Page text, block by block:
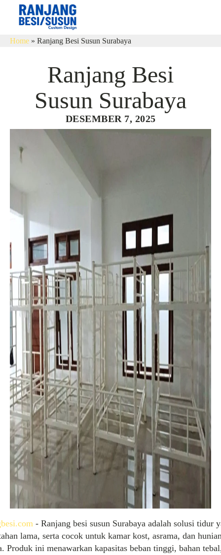
Home » Ranjang Besi Susun Surabaya
Ranjang Besi
Susun Surabaya
DESEMBER 7, 2025
- Ranjang besi susun Surabaya adalah solusi tidur
lama, serta cocok untuk kamar kost, asrama, dan
Produk ini menawarkan kapasitas beban tinggi, bahan